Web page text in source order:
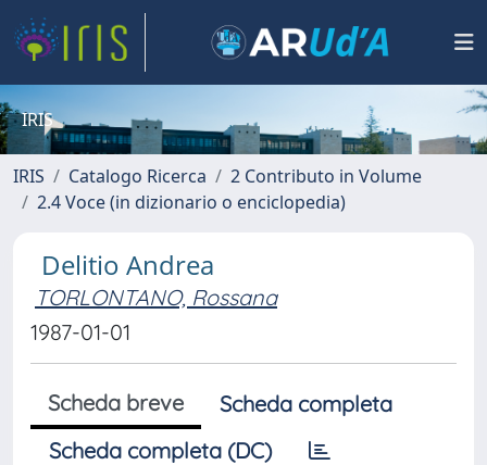
IRIS
IRIS Catalogo Ricerca
2 Contributo in Volume
2.4 Voce (in dizionario o enciclopedia)
Delitio Andrea
TORLONTANO, Rossana
1987-01-01
Scheda breve
Scheda completa
Scheda completa (DC)